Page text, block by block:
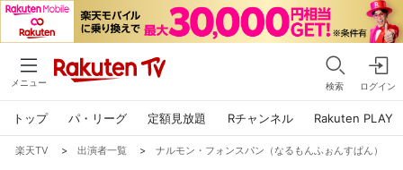
メニュー 検索 ログイン
トップ パ・リーグ 定額見放題 Rチャンネル Rakuten PLAY
楽天TV > 出演者一覧 > ナルモン・フォンスパン（なるもんふぉんすぱん）